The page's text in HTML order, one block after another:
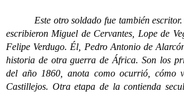
Este otro soldado fue también escritor.
escribieron Miguel de Cervantes, Lope de
Felipe Verdugo. Él, Pedro Antonio de
historia de otra guerra de África. Son los
del año 1860, anota como ocurrió, cómo
Castillejos. Otra etapa de la contienda